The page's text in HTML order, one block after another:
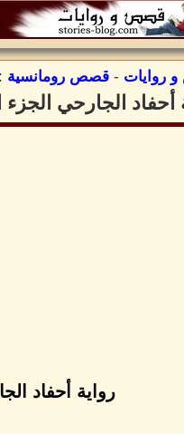
روايات - قصص رومانسية :
أحفاد الجارحي
رواية أحفاد